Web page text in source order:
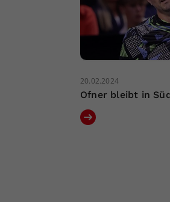
20.02.2024
Ofner bleibt in